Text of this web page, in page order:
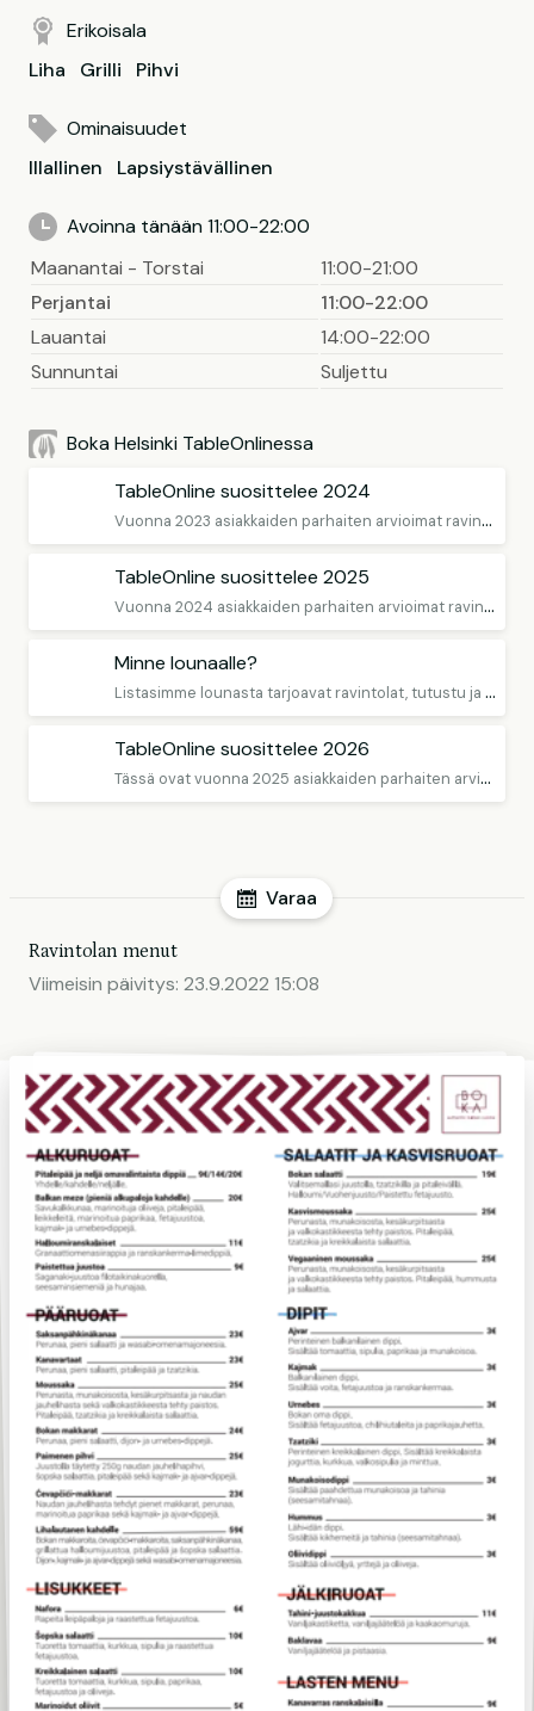
Erikoisala
Liha
Grilli Pihvi
Ominaisuudet
Illallinen
Lapsiystävällinen
Avoinna tänään 11:00-22:00
Maanantai - Torstai
11:00-21:00
Perjantai
11:00-22:00
Lauantai
14:00-22:00
Sunnuntai
Suljettu
Boka Helsinki TableOnlinessa
TableOnline suosittelee 2024
V
uonna 2023 asiakkaiden parhaiten arvioimat ravintolat
TableOnline suosittelee 2025
V
uonna 2024 asiakkaiden parhaiten arvioimat ravintolat
Minne lounaalle?
L
istasimme lounasta tarjoavat ravintolat, tutustu ja varaa!
TableOnline suosittelee 2026
T
ässä ovat vuonna 2025 asiakkaiden parhaiten arvioimat ravintolat
Varaa
Ravintolan menut
Viimeisin päivitys: 23.9.2022 15:08